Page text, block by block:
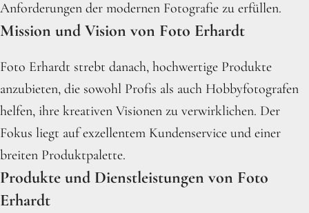
Anforderungen der modernen Fotografie zu erfüllen.
Mission und Vision von Foto Erhardt
Foto Erhardt strebt danach, hochwertige Produkte
anzubieten, die sowohl Profis als auch Hobbyfotografen
helfen, ihre kreativen Visionen zu verwirklichen. Der
Fokus liegt auf exzellentem Kundenservice und einer
breiten Produktpalette.
Produkte und Dienstleistungen von Foto
Erhardt